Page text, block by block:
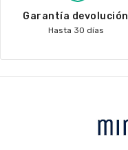
Garantía devolución
Hasta 30 días